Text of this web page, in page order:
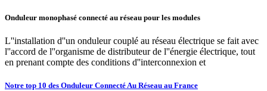
Onduleur monophasé connecté au réseau pour les modules
L''installation d''un onduleur couplé au réseau électrique se fait avec
l''accord de l''organisme de distributeur de l''énergie électrique, tout
en prenant compte des conditions d''interconnexion et
Notre top 10 des Onduleur Connecté Au Réseau au France